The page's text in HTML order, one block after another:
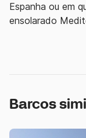
Espanha ou em
ensolarado
Barcos